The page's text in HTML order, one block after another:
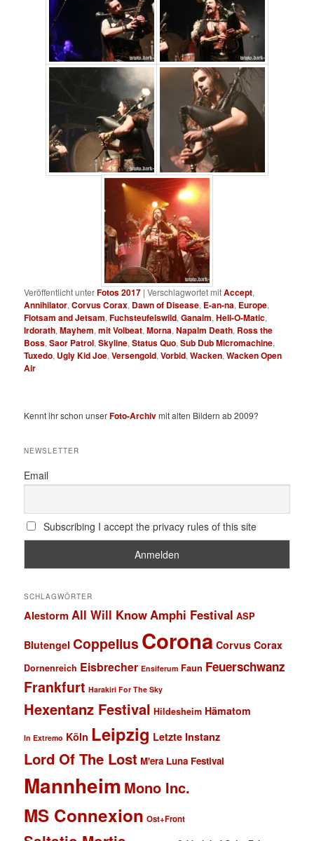
Veröffentlicht unterFotos 2017 |Verschlagwortet mitAccept,
Annihilator,Corvus Corax, Dawn of Disease, E-an-na, Europe,
Flotsam and Jetsam,Fuchsteufelswild,Ganaim,Hell-O-Matic,
Irdorath,Mayhem,mit Volbeat,Morna,Napalm Death, Ross the
Boss,Saor Patrol,Skyline,Status Quo,Sub Dub Micromachine,
Tuxedo, Ugly Kid Joe,Versengold,Vorbid,Wacken,Wacken Open
Air
Kennt ihr schon unserFoto-Archivmit alten Bildern ab 2009?
NEWSLETTER
Email
Subscribing I accept the privacy rules of this site
SCHLAGWÖRTER
Alestorm All Will KnowAmphi Festival ASP
Blutengel Coppelius Corona Corvus Corax
Dornenreich Eisbrecher Ensiferum Faun Feuerschwanz
Frankfurt Harakiri For The Sky
Hexentanz Festival Hildesheim Hämatom
In Extremo Köln Leipzig Letzte Instanz
Lord Of The Lost M'era Luna Festival
Mannheim Mono Inc.
MS Connexion Ost+Front